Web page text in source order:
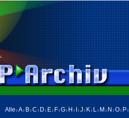
Alle A B C D E F G H J K L M N O P